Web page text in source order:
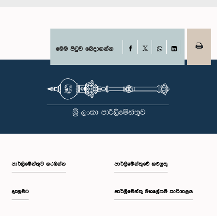
මෙම පිටුව බෙදාගන්න Facebook
WhatsAppLinkedIn
පාර්ලි‌මේන්තුව නරඹන්න
දැනුමට
පාර්ලිමේන්තුවේ කටයුතු
පාර්ලිමේන්තු මහලේකම් කාර්යාලය